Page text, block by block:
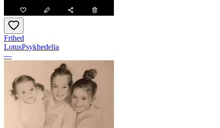
Frihed
LotusPsykhedelia
—